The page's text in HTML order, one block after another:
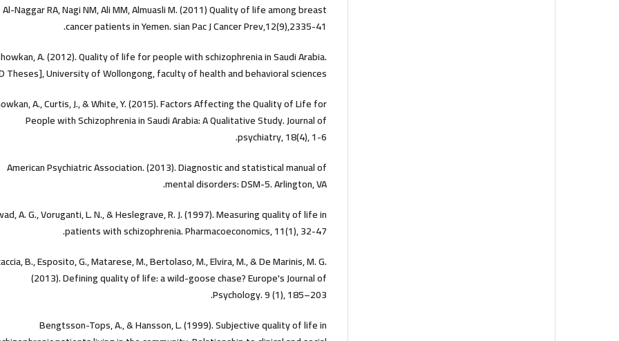
Al-Naggar RA, Nagi NM, Ali MM, Almuasli M. (2011) Quality of life among breast
cancer patients in Yemen. sian Pac J Cancer Prev,12(9),2335-41.
A. (2012). Quality of life for people with schizophrenia in Saudi Arabia.
Theses], University of Wollongong, faculty of health and behavioral sciences.
A., Curtis, J., & White, Y. (2015). Factors Affecting the Quality of Life for
People with Schizophrenia in Saudi Arabia: A Qualitative Study. Journal of
psychiatry, 18(4), 1-6.
American Psychiatric Association. (2013). Diagnostic and statistical manual of
mental disorders: DSM-5. Arlington, VA.
A. G., Voruganti, L. N., & Heslegrave, R. J. (1997). Measuring quality of life in
patients with schizophrenia. Pharmacoeconomics, 11(1), 32-47.
B., Esposito, G., Matarese, M., Bertolaso, M., Elvira, M., & De Marinis, M. G.
(2013). Defining quality of life: a wild-goose chase? Europe's Journal of
Psychology. 9 (1), 185–203.
Bengtsson-Tops, A., & Hansson, L. (1999). Subjective quality of life in